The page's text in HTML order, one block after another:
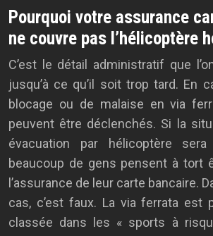
Pourquoi votre assurance
ne couvre pas l’hélicoptère
C’est le détail administratif que
jusqu’à ce qu’il soit trop tard. En
blocage ou de malaise en via
peuvent être déclenchés. Si la
évacuation par hélicoptère sera
beaucoup de gens pensent à tort
l’assurance de leur carte bancaire.
cas, c’est faux. La via ferrata est
classée dans les « sports à